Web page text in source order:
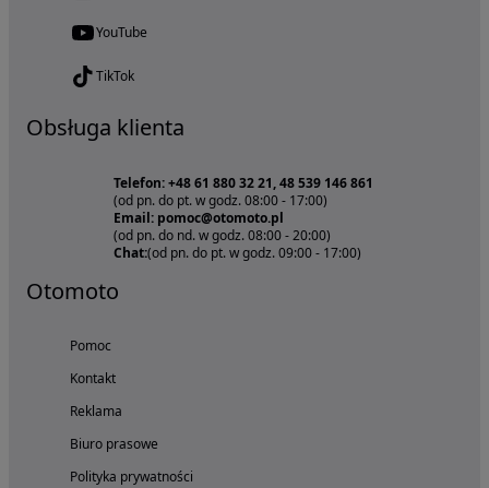
YouTube
TikTok
Obsługa klienta
Telefon: +48 61 880 32 21, 48 539 146 861
(od pn. do pt. w godz. 08:00 - 17:00)
Email: pomoc@otomoto.pl
(od pn. do nd. w godz. 08:00 - 20:00)
Chat:(od pn. do pt. w godz. 09:00 - 17:00)
Otomoto
Pomoc
Kontakt
Reklama
Biuro prasowe
Polityka prywatności